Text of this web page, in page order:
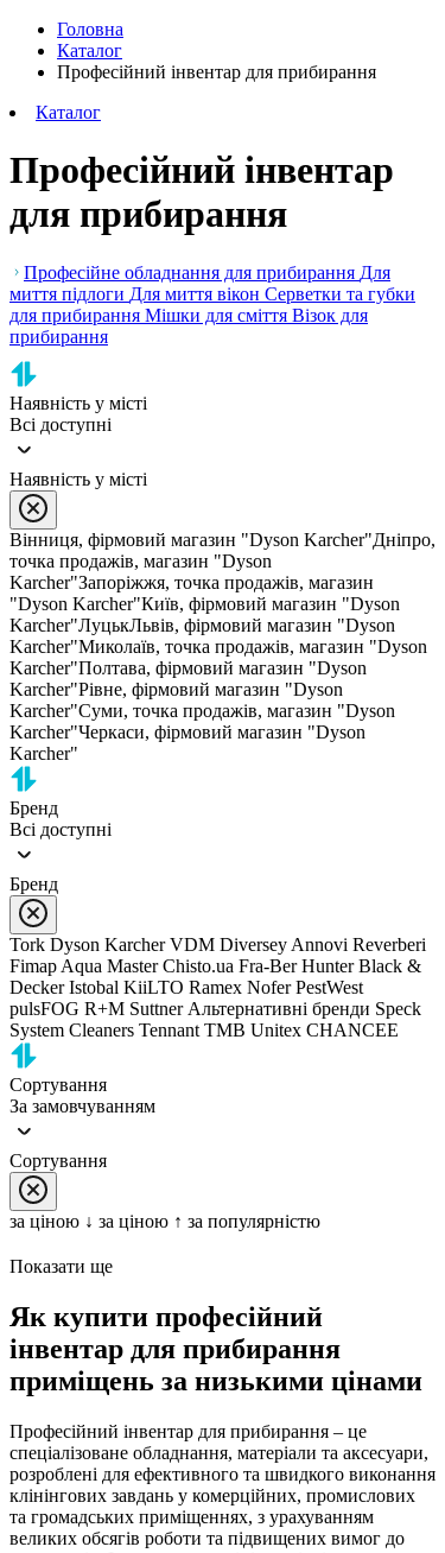
Головна
Каталог
Професійний інвентар для прибирання
Каталог
Професійний інвентар
для прибирання
Професійне обладнання для прибирання Для
миття підлоги Для миття вікон Серветки та губки
для прибирання Мішки для сміття Візок для
прибирання
Наявність у місті
Всі доступні
Наявність у місті
Вінниця, фірмовий магазин "Dyson Karcher"Дніпро,
точка продажів, магазин "Dyson
Karcher"Запоріжжя, точка продажів, магазин
"Dyson Karcher"Київ, фірмовий магазин "Dyson
Karcher"ЛуцькЛьвів, фірмовий магазин "Dyson
Karcher"Миколаїв, точка продажів, магазин "Dyson
Karcher"Полтава, фірмовий магазин "Dyson
Karcher"Рівне, фірмовий магазин "Dyson
Karcher"Суми, точка продажів, магазин "Dyson
Karcher"Черкаси, фірмовий магазин "Dyson
Karcher"
Бренд
Всі доступні
Бренд
Tork Dyson Karcher VDM Diversey Annovi Reverberi
Fimap Aqua Master Chisto.ua Fra-Ber Hunter Black &
Decker Istobal KiiLTO Ramex Nofer PestWest
pulsFOG R+M Suttner Альтернативні бренди Speck
System Cleaners Tennant TMB Unitex CHANCEE
Сортування
За замовчуванням
Сортування
за цiною ↓ за цiною ↑ за популярністю
Показати ще
Як купити професійний
інвентар для прибирання
приміщень за низькими цінами
Професійний інвентар для прибирання – це
спеціалізоване обладнання, матеріали та аксесуари,
розроблені для ефективного та швидкого виконання
клінінгових завдань у комерційних, промислових
та громадських приміщеннях, з урахуванням
великих обсягів роботи та підвищених вимог до